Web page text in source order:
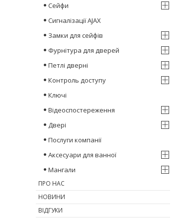
Сейфи
Сигналізації AJAX
Замки для сейфів
Фурнітура для дверей
Петлі дверні
Контроль доступу
Ключі
Відеоспостереження
Двері
Послуги компанії
Аксесуари для ванної
Мангали
ПРО НАС
НОВИНИ
ВІДГУКИ